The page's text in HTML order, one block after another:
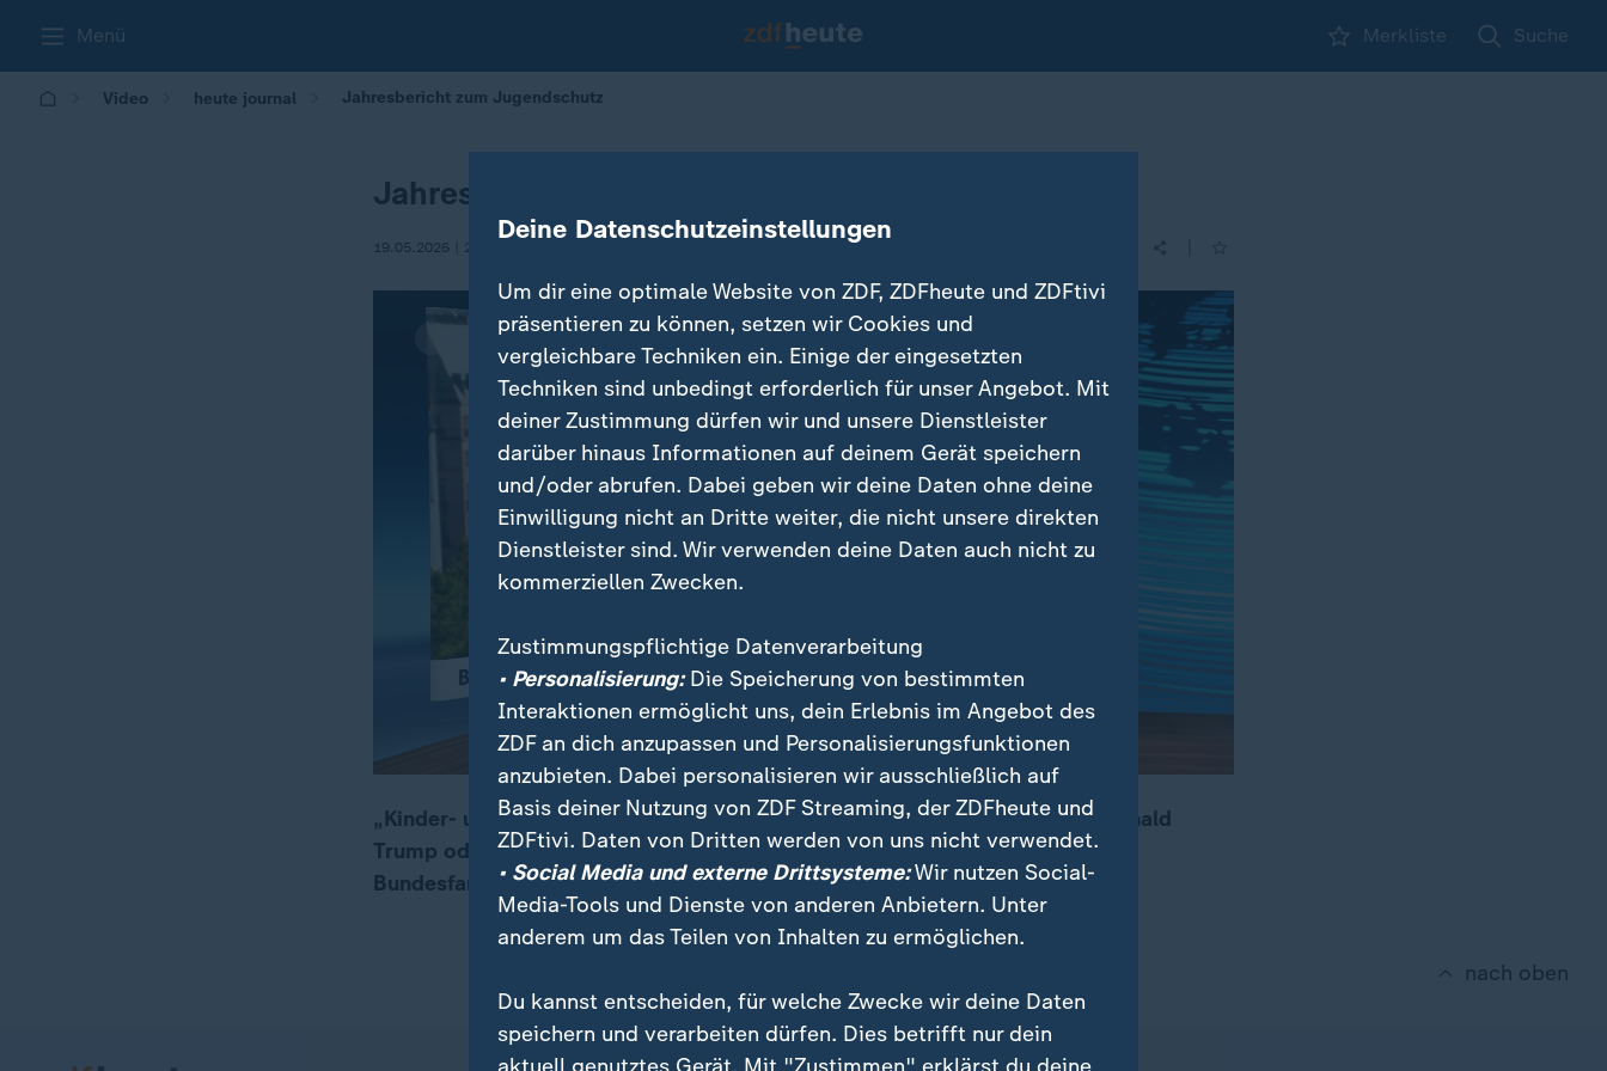
Menü Merkliste Suche
Video heute journal Jahresbericht zum Jugendschutz
Jahresbericht zum Jugendschutz
19.05.2026 | 21:45
00:15 05:45
„Kinder- und Jugendschutz ist wichtiger als ein gutes Einvernehmen mit Donald
Trump oder irgendwelchen internationalen Konzernen“, sagt
Bundesfamilienministerin Karin Prien (CDU).
nach oben
Deine Datenschutzeinstellungen
Um dir eine optimale Website von ZDF, ZDFheute und ZDFtivi
präsentieren zu können, setzen wir Cookies und
vergleichbare Techniken ein. Einige der eingesetzten
Techniken sind unbedingt erforderlich für unser Angebot. Mit
deiner Zustimmung dürfen wir und unsere Dienstleister
darüber hinaus Informationen auf deinem Gerät speichern
und/oder abrufen. Dabei geben wir deine Daten ohne deine
Einwilligung nicht an Dritte weiter, die nicht unsere direkten
Dienstleister sind. Wir verwenden deine Daten auch nicht zu
kommerziellen Zwecken.
Zustimmungspflichtige Datenverarbeitung
• Personalisierung:Die Speicherung von bestimmten
Interaktionen ermöglicht uns, dein Erlebnis im Angebot des
ZDF an dich anzupassen und Personalisierungsfunktionen
anzubieten. Dabei personalisieren wir ausschließlich auf
Basis deiner Nutzung von ZDF Streaming, der ZDFheute und
ZDFtivi. Daten von Dritten werden von uns nicht verwendet.
• Social Media und externe Drittsysteme:Wir nutzen Social-
Media-Tools und Dienste von anderen Anbietern. Unter
anderem um das Teilen von Inhalten zu ermöglichen.
Du kannst entscheiden, für welche Zwecke wir deine Daten
speichern und verarbeiten dürfen. Dies betrifft nur dein